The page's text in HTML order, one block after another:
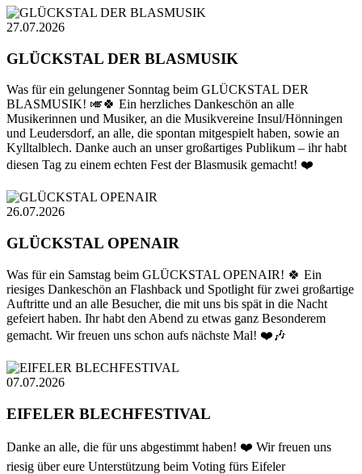
27.07.2026
GLÜCKSTAL DER BLASMUSIK
Was für ein gelungener Sonntag beim GLÜCKSTAL DER
BLASMUSIK! 🎺🍀 Ein herzliches Dankeschön an alle
Musikerinnen und Musiker, an die Musikvereine Insul/Hönningen
und Leudersdorf, an alle, die spontan mitgespielt haben, sowie an
Kylltalblech. Danke auch an unser großartiges Publikum – ihr habt
diesen Tag zu einem echten Fest der Blasmusik gemacht! ❤️
26.07.2026
GLÜCKSTAL OPENAIR
Was für ein Samstag beim GLÜCKSTAL OPENAIR! 🍀 Ein
riesiges Dankeschön an Flashback und Spotlight für zwei großartige
Auftritte und an alle Besucher, die mit uns bis spät in die Nacht
gefeiert haben. Ihr habt den Abend zu etwas ganz Besonderem
gemacht. Wir freuen uns schon aufs nächste Mal! ❤️🎶
07.07.2026
EIFELER BLECHFESTIVAL
Danke an alle, die für uns abgestimmt haben! ❤️ Wir freuen uns
riesig über eure Unterstützung beim Voting fürs Eifeler